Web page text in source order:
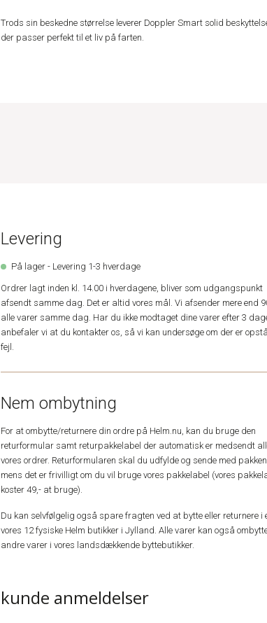
Trods sin beskedne størrelse leverer Doppler Smart solid
der passer perfekt til et liv på farten.
Levering
På lager - Levering 1-3 hverdage
Ordrer lagt inden kl. 14.00 i hverdagene, bliver som udgangspunkt
afsendt samme dag. Det er altid vores mål. Vi afsender mere end
alle varer samme dag. Har du ikke modtaget dine varer efter 3
anbefaler vi at du kontakter os, så vi kan undersøge om der er
fejl.
Nem ombytning
For at ombytte/returnere din ordre på Helm.nu, kan du bruge den
returformular samt returpakkelabel der automatisk er medsendt
vores ordrer. Returformularen skal du udfylde og sende med
mens det er frivilligt om du vil bruge vores pakkelabel (vores
koster 49,- at bruge).
Du kan selvfølgelig også spare fragten ved at bytte eller returnere i
vores 12 fysiske Helm butikker i Jylland. Alle varer kan også
andre varer i vores landsdækkende byttebutikker.
kunde anmeldelser